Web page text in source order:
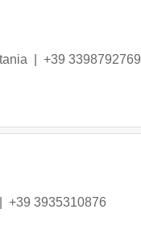
+39 3398792769
+39 3935310876